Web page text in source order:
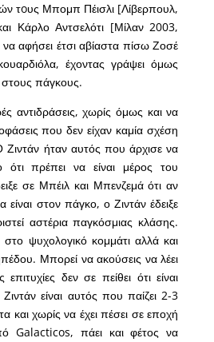
τoυς Μπομπ Πέισλι [Λίβερπουλ,
Κάρλο Αντσελότι [Μίλαν 2003,
αφήσει έτσι αβίαστα πίσω Ζοσέ
έχοντας γράψει όμως
στους πάγκους.
αντιδράσεις, χωρίς όμως και να
που δεν είχαν καμία σχέση
Ζιντάν ήταν αυτός που άρχισε να
ότι πρέπει να είναι μέρος του
σε Μπέιλ και Μπενζεμά ότι αν
στον πάγκο, ο Ζιντάν έδειξε
αστέρια παγκόσμιας κλάσης.
ψυχολογικό κομμάτι αλλά και
Μπορεί να ακούσεις να λέει
δεν σε πείθει ότι είναι
είναι αυτός που παίζει 2-3
και χωρίς να έχει πέσει σε εποχή
Galacticos, πάει και φέτος να